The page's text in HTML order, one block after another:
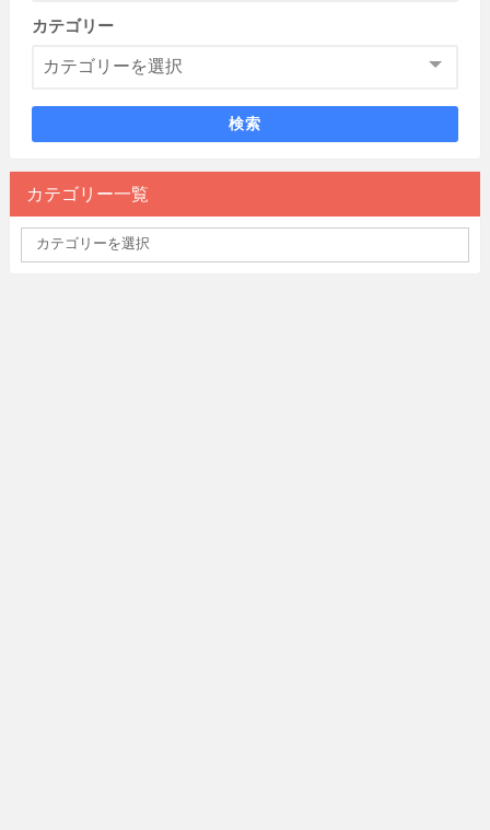
カテゴリー
検索
カテゴリー一覧